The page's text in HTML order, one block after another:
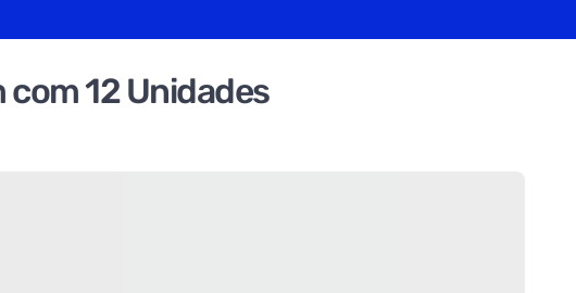
12 Unidades